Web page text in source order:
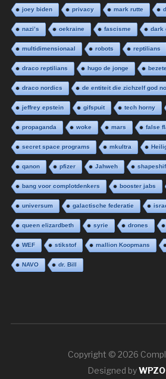
joey biden privacy mark rutte
nazi’s oekraine fascisme dark
multidimensionaal robots reptilians
draco reptilians hugo de jonge
draco nordics de entiteit die zichzelf god
jeffrey epstein gifspuit tech horny
propaganda woke mars false
secret space programs mkultra
qanon pfizer Jahweh
bang voor complotdenkers booster jabs
universum galactische federatie
queen elizardbeth syrie drones
WEF stikstof mallion Koopmans
NAVO dr. Bill
Copyright © 2026
Designed by